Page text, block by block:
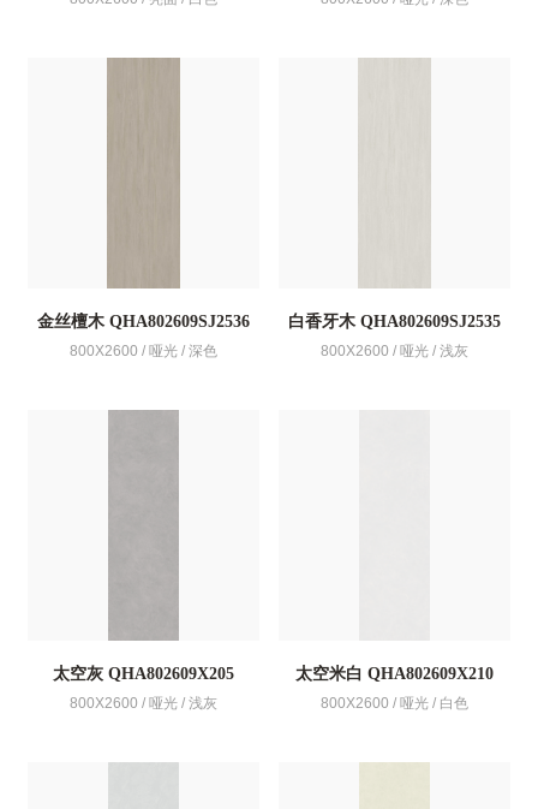
金丝檀木 QHA802609SJ2536
800X2600 / 哑光 / 深色
白香牙木 QHA802609SJ2535
800X2600 / 哑光 / 浅灰
太空灰 QHA802609X205
800X2600 / 哑光 / 浅灰
太空米白 QHA802609X210
800X2600 / 哑光 / 白色